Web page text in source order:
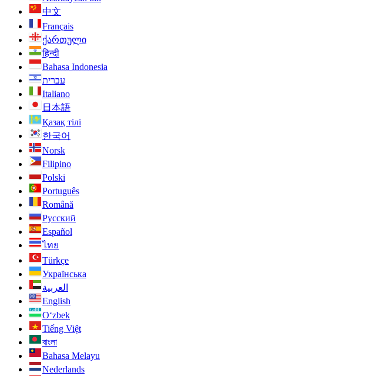
中文
Français
ქართული
हिन्दी
Bahasa Indonesia
עברית
Italiano
日本語
Қазақ тілі
한국어
Norsk
Filipino
Polski
Português
Română
Русский
Español
ไทย
Türkçe
Українська
العربية
English
O‘zbek
Tiếng Việt
বাংলা
Bahasa Melayu
Nederlands